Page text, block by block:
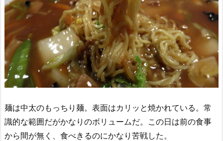
麺は中太のもっちり麺。表面はカリッと焼かれている。常
識的な範囲だがかなりのボリュームだ。この日は前の食事
から間が無く、食べきるのにかなり苦戦した。